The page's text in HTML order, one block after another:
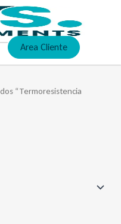
Area Cliente
“Termoresistencia